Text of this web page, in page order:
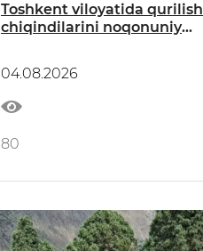
Toshkent viloyatida qurilish
chiqindilarini noqonuniy
04.08.2026
80